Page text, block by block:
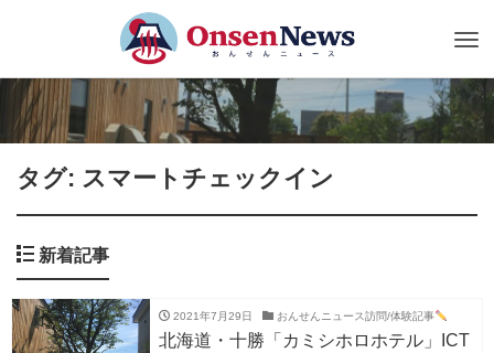
タグ: スマートチェックイン
新着記事
2021年7月29日 おんせんニュース訪問/体験記事
北海道・十勝「カミシホロホテル」ICT